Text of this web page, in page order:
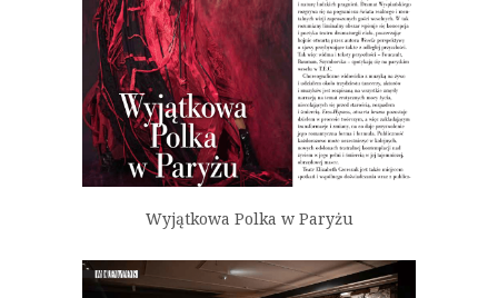
Wyjątkowa Polka w Paryżu